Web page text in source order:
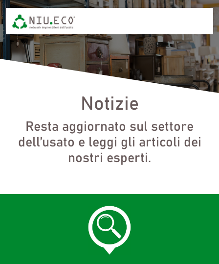
Notizie
Resta aggiornato sul settore
dell’usato e leggi gli articoli dei
nostri esperti.